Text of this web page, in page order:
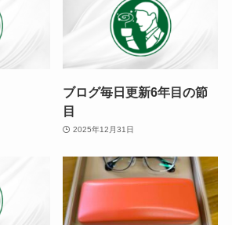
ブログ毎日更新6年目の節
目
2025年12月31日